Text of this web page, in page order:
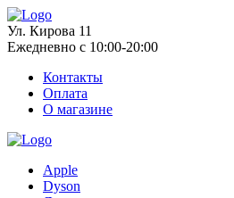
Ул. Кирова 11
Ежедневно с 10:00-20:00
Контакты
Оплата
О магазине
Apple
Dyson